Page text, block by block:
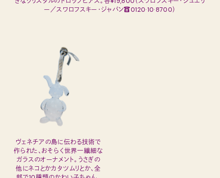
ー／スワロフスキー・ジャパン☎0120·10·8700）
ヴェネチアの島に伝わる技術で
作られた、おそらく世界一繊細な
ガラスのオーナメント。うさぎの
他にネコとかカタツムリとか、全